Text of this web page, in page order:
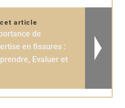
article
de
en fissures :
Evaluer et